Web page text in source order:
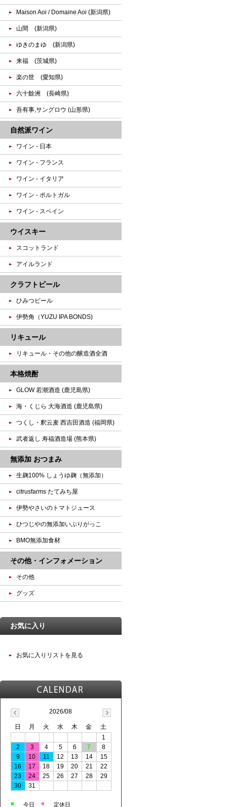
Maison Aoi / Domaine Aoi (新潟県)
山間 (新潟県)
ゆきのまゆ (新潟県)
来福 (茨城県)
楽の世 (愛知県)
六十餘洲 (長崎県)
吾有事,サングロウ (山形県)
自然派ワイン
ワイン - 日本
ワイン - フランス
ワイン - イタリア
ワイン - ポルトガル
ワイン - スペイン
ウイスキー
スコットランド
アイルランド
クラフトビール
ひみつビール
伊勢角（YUZU IPA BONDS)
リキュール
リキュール・その他の醸造酒全酒
本格焼酎
GLOW 若潮酒造 (鹿児島県)
海・くじら 大海酒造 (鹿児島県)
つくし・釈云麦 西吉田酒造 (福岡県)
武者返し 寿福酒造場 (熊本県)
無添加 おつまみ
生麹100% しょうゆ麹（無添加）
citrusfarms たてみち屋
伊勢やさいのトマトジュース
ひつじやの無添加いぶりがっこ
BMO無添加食材
その他・インフォメーション
その他
グッズ
お気に入り
お気に入りリストを見る
2026/08
日 月 火 水 木 金
土
1
2
3 4 5 6 7
8
9
10 11 12 13 14
15
16
17 18 19 20 21
22
23
24 25 26 27 28
29
30
31
■ 今日 ■ 定休日